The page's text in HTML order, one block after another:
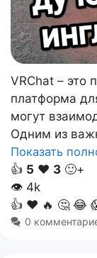
VRChat – это
платформа
могут
Одним из
Показать
👍 5 ❤️ 3 🙂+
👁 4k
👍 ❤️ 🔥 🤔 😂
0